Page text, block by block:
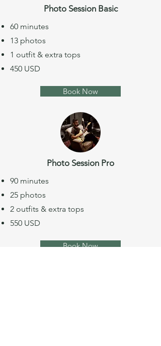
Photo Session Basic
60 minutes
13 photos
1 outfit & extra tops
450 USD
Book Now
Photo Session Pro
90 minutes
25 photos
2 outfits & extra tops
550 USD
Book Now